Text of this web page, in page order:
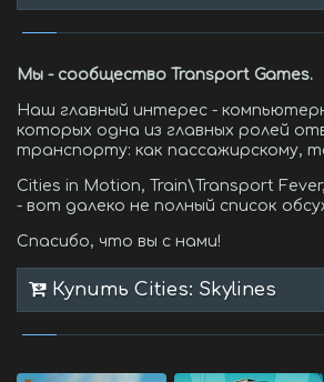
Мы - сообщество Transport Games.
Наш главный интерес -
которых одна из главных ролей
транспорту: как пассажирскому,
Cities in Motion, Train\Transport
- вот далеко не полный список
Спасибо, что вы с нами!
Купить Cities: Skylines